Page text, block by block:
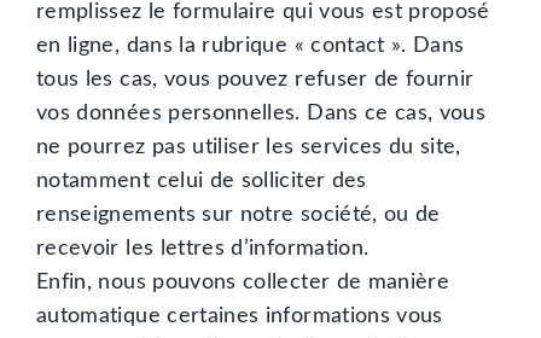
remplissez le formulaire qui vous est proposé
en ligne, dans la rubrique « contact ». Dans
tous les cas, vous pouvez refuser de fournir
vos données personnelles. Dans ce cas, vous
ne pourrez pas utiliser les services du site,
notamment celui de solliciter des
renseignements sur notre société, ou de
recevoir les lettres d’information.
Enfin, nous pouvons collecter de manière
automatique certaines informations vous